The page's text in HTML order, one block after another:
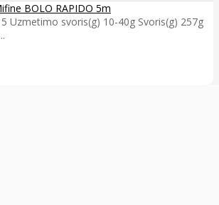
BOLO RAPIDO 5m
Uzmetimo svoris(g) 10-40g Svoris(g) 257g